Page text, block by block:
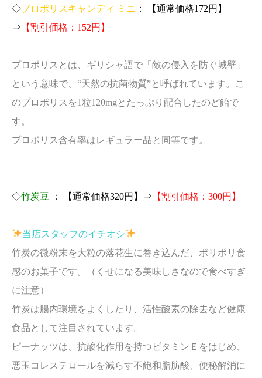
◇プロポリスキャンディ ミニ ： 【通常価格172円】
⇒ 【割引価格：152円】
プロポリスとは、ギリシャ語で「敵の侵入を防ぐ城壁」
という意味で、“天然の抗菌物質”と呼ばれています。こ
のプロポリスを1粒120mgとたっぷり配合したのど飴で
す。
プロポリス含有率はレギュラー品と同等です。
◇竹炭豆 ： 【通常価格320円】⇒ 【割引価格：300円】
当店スタッフのイチオシ
竹炭の微粉末を大粒の落花生に巻き込んだ、ポリポリ食
感のお菓子です。（くせになる美味しさなので食べすぎ
に注意）
竹炭は腸内環境をよくしたり、活性酸素の除去など健康
食品として注目されています。
ピーナッツは、抗酸化作用を持つビタミンＥをはじめ、
悪玉コレステロールを減らす不飽和脂肪酸、便秘解消に